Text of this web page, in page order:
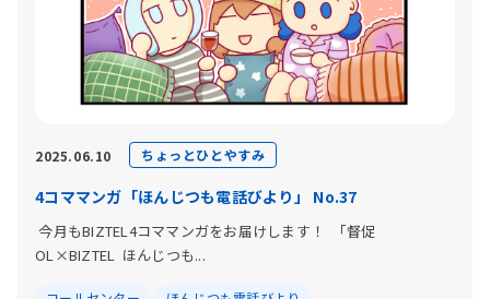
2025.06.10 ちょっとひとやすみ
4コママンガ「ほんじつも電話びより」 No.37
今月もBIZTEL4コママンガをお届けします！ 「督促
OL×BIZTEL ほんじつも...